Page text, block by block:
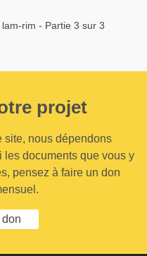
rim - Partie 3 sur 3
projet
site, nous dépendons
les documents que vous y
pensez à faire un don
don